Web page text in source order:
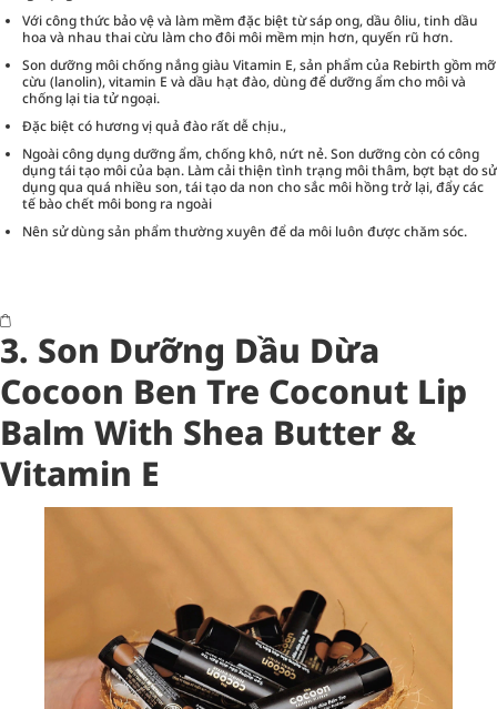
Với công thức bảo vệ và làm mềm đặc biệt từ sáp ong, dầu ôliu, tinh dầu
hoa và nhau thai cừu làm cho đôi môi mềm mịn hơn, quyến rũ hơn.
Son dưỡng môi chống nắng giàu Vitamin E, sản phẩm của Rebirth gồm mỡ
cừu (lanolin), vitamin E và dầu hạt đào, dùng để dưỡng ẩm cho môi và
chống lại tia tử ngoại.
Đặc biệt có hương vị quả đào rất dễ chịu.,
Ngoài công dụng dưỡng ẩm, chống khô, nứt nẻ. Son dưỡng còn có công
dụng tái tạo môi của bạn. Làm cải thiện tình trạng môi thâm, bợt bạt do sử
dụng qua quá nhiều son, tái tạo da non cho sắc môi hồng trở lại, đẩy các
tế bào chết môi bong ra ngoài
Nên sử dùng sản phẩm thường xuyên để da môi luôn được chăm sóc.
3. Son Dưỡng Dầu Dừa
Cocoon Ben Tre Coconut Lip
Balm With Shea Butter &
Vitamin E